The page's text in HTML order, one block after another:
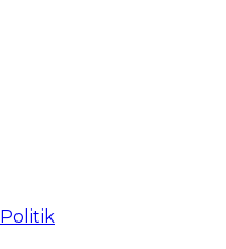
Politik